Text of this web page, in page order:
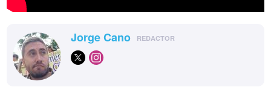
Jorge Cano REDACTOR